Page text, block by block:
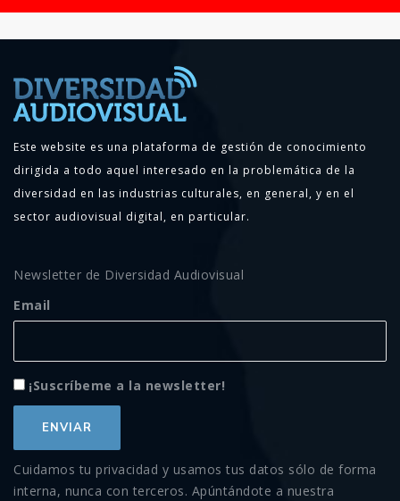
Este website es una plataforma de gestión de conocimiento
dirigida a todo aquel interesado en la problemática de la
diversidad en las industrias culturales, en general, y en el
sector audiovisual digital, en particular.
Newsletter de Diversidad Audiovisual
Email
¡Suscríbeme a la newsletter!
Cuidamos tu privacidad y usamos tus datos sólo de forma
interna, nunca con terceros. Apúntándote a nuestra